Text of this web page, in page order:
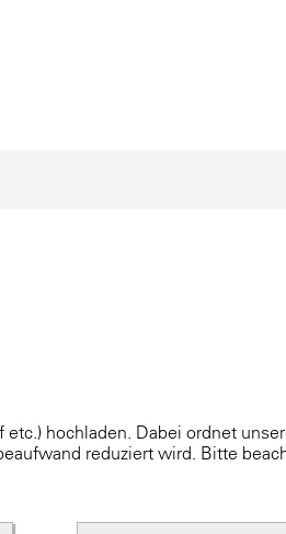
hochladen. Dabei ordnet
reduziert wird. Bitte